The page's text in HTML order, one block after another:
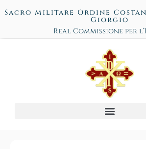
Sacro Militare Ordine
Giorgio
Real Commissione per